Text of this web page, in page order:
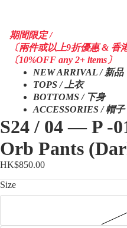
期間限定 /
〔兩件或以上9折優惠 & 香
〔10%OFF any 2+ items〕
NEW ARRIVAL / 新品
TOPS / 上衣
BOTTOMS / 下身
ACCESSORIES / 帽
S24 / 04 — P -
Orb Pants
HK$850.00
Size